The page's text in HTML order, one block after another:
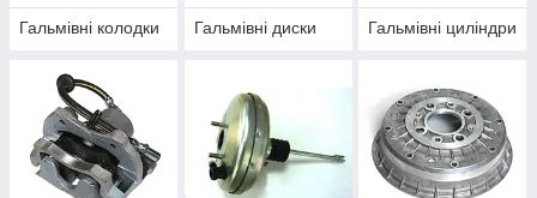
Гальмівні колодки Гальмівні диски Гальмівні циліндри